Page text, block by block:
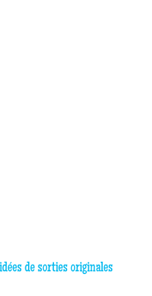
de sorties originales